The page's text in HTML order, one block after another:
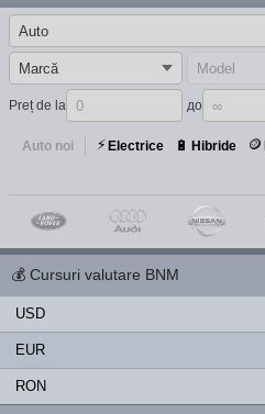
Preț de la до
Auto noi ⚡ Electrice 🔋 Hibride 🪙
💰 Cursuri valutare BNM
USD
EUR
RON